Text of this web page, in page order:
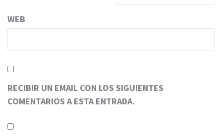
WEB
RECIBIR UN EMAIL CON LOS SIGUIENTES
COMENTARIOS A ESTA ENTRADA.